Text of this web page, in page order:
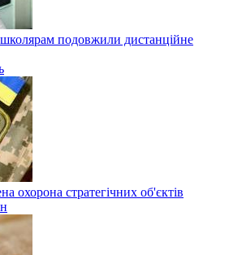
подовжили дистанційне
охорона стратегічних об'єктів